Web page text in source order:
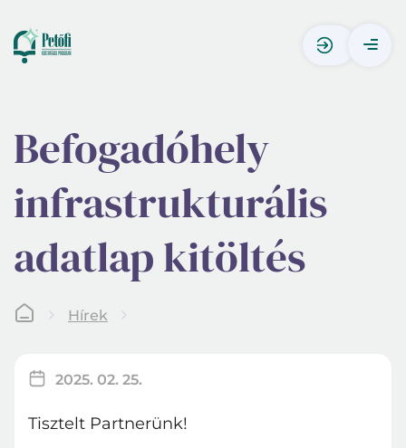
Befogadóhely
infrastrukturális
adatlap kitöltés
Hírek
2025. 02. 25.
Tisztelt Partnerünk!